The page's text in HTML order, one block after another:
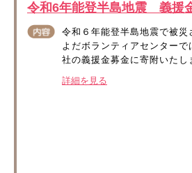
令和6年能登半島地震 義援
令和６年能登半島地震で被
よだボランティアセンター
社の義援金募金に寄附いた
詳細を見る